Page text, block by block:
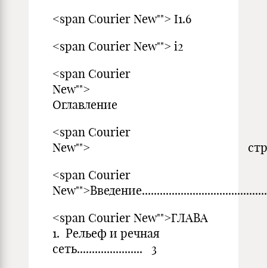
<span Courier New""> I1.6
<span Courier New""> i2
<span Courier
New"">
Оглавление
<span Courier
New"">
<span Courier
<span Courier New"">ГЛАВА
1. Рельеф и речная
сеть...................... 3